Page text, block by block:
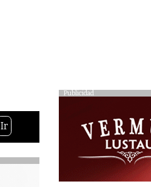
Publicidad
Ir